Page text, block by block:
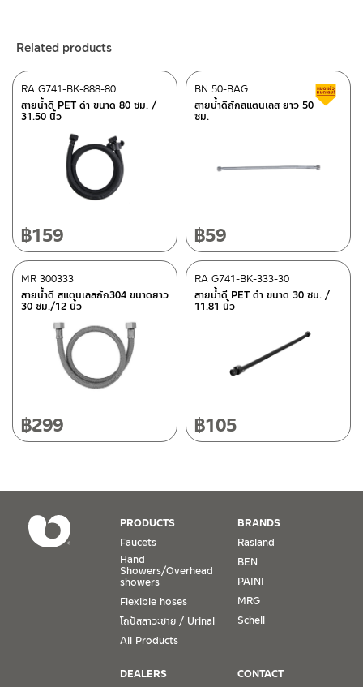
After Sales Service Center – Bangkok
662/61-62 Rama 3 Road, Bangpongpang, Yannawa,
Tel: 02-358-0080 / 080-075-8668 / 091-545-0556
After Sales Service Center Chiangmai
118/33 Onsirin M.8, Sunpuloey, Doysaked, Chaingmai 50220
Tel: 080-075-2626
Operating Time
Saturday 8:30-15:00 hrs.
Closed on Sunday and Special / Public Holidays
1. A proof of purchase, or seller’s receipt, shall be required
to validate product warranty which will be checked against
the date of purchase. In the absence of such proof of
purchase, no warranty claims can be made.
2. To be eligible for warranty claims, a product must be in
its proper working condition. If defects such as dents,
cracks, or impact breakage are evident, or its overall
– Shopee
–Lazada
ติดต่อพนักงานขาย / Contact Sales Staff
Tel: 02-285-5795
@charnpaiboon.sales
ติดต่อ ชาญไพบูลย์ / Contact Us Click Here
Related products
สายน้ำดี PET ดำ ขนาด 80 ซม. /
31.50 นิ้ว
RA G741-BK-888-80
฿159
สายน้ำดีถักสแตนเลส ยาว 50
ซม.
BN 50-BAG
฿59
สายน้ำดี สแตนเลสถัก304 ขนาดยาว
30 ซม./12 นิ้ว
MR 300333
฿299
สายน้ำดี PET ดำ ขนาด 30 ซม. /
11.81 นิ้ว
RA G741-BK-333-30
฿105
PRODUCTS
Faucets
Hand
Showers/Overhead
showers
Flexible hoses
โถปัสสาวะชาย / Urinal
All Products
BRANDS
Rasland
BEN
PAINI
MRG
Schell
DEALERS
CONTACT